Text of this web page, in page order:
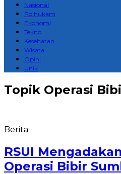
Nasional
Polhukam
Ekonomi
Tekno
Kesehatan
Wisata
Opini
Unik
Topik Operasi
Berita
RSUI
Operasi Bibir